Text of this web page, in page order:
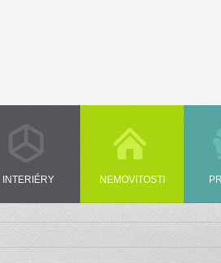
INTERIÉRY NEMOVITOSTI